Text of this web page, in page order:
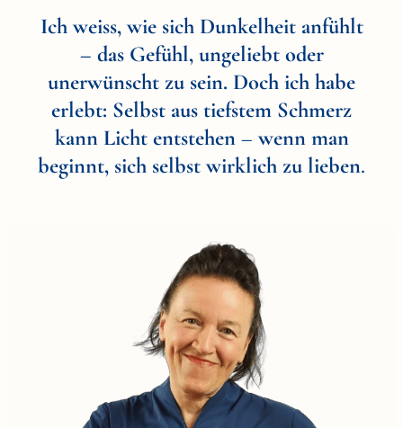
Ich weiss, wie sich Dunkelheit anfühlt
– das Gefühl, ungeliebt oder
unerwünscht zu sein. Doch ich habe
erlebt: Selbst aus tiefstem Schmerz
kann Licht entstehen–wenn man
beginnt, sich selbst wirklich zu lieben.